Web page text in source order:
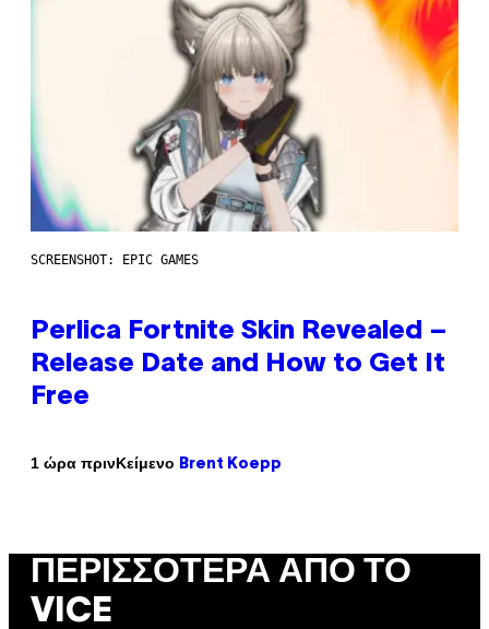
SCREENSHOT: EPIC GAMES
Perlica Fortnite Skin Revealed –
Release Date and How to Get It
Free
1 ώρα πρινΚείμενο Brent Koepp
ΠΕΡΙΣΣΌΤΕΡΑ ΑΠΌ ΤΟ
VICE